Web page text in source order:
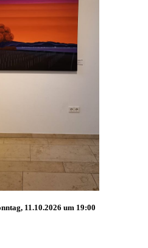
11.10.2026 um 19:00